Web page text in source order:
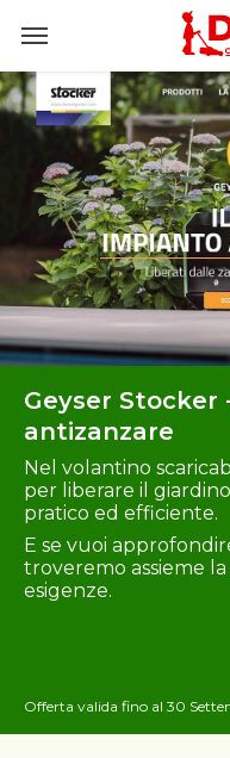
Geyser Stocker
antizanzare
Nel volantino
per liberare il
pratico ed efficiente.
E se vuoi
troveremo assieme
esigenze.
Offerta valida fino al 30